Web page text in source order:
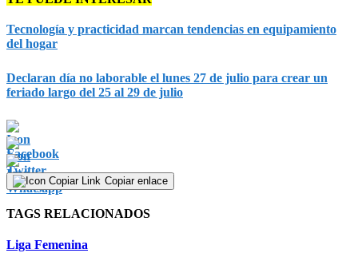
Tecnología y practicidad marcan tendencias en equipamiento
del hogar
Declaran día no laborable el lunes 27 de julio para crear un
feriado largo del 25 al 29 de julio
Copiar enlace
TAGS RELACIONADOS
Liga Femenina